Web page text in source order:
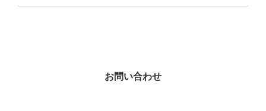
お問い合わせ